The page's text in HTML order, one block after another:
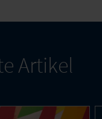
Artikel